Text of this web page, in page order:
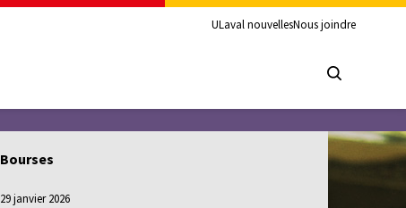
ULaval nouvellesNous joindre
Bourses
29 janvier 2026